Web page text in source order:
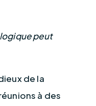
peut
de la
à des